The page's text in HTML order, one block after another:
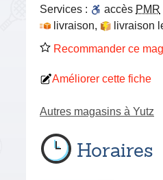
Services :
accès PMR
livraison, livraison
Recommander ce
Améliorer cette fiche
Autres magasins à Yutz
Horaires